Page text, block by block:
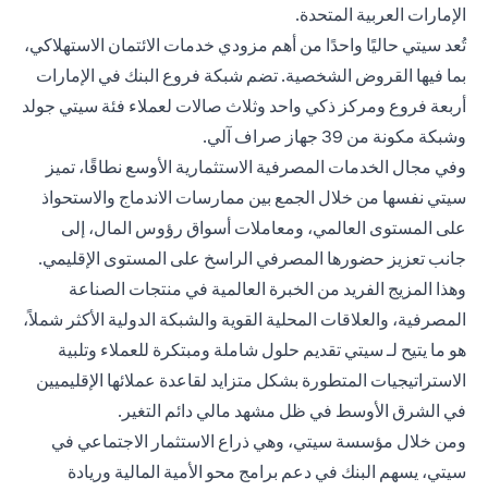
الإمارات العربية المتحدة.
تُعد سيتي حاليًا واحدًا من أهم مزودي خدمات الائتمان الاستهلاكي،
بما فيها القروض الشخصية. تضم شبكة فروع البنك في الإمارات
أربعة فروع ومركز ذكي واحد وثلاث صالات لعملاء فئة سيتي جولد
وشبكة مكونة من 39 جهاز صراف آلي.
وفي مجال الخدمات المصرفية الاستثمارية الأوسع نطاقًا، تميز
سيتي نفسها من خلال الجمع بين ممارسات الاندماج والاستحواذ
على المستوى العالمي، ومعاملات أسواق رؤوس المال، إلى
جانب تعزيز حضورها المصرفي الراسخ على المستوى الإقليمي.
وهذا المزيج الفريد من الخبرة العالمية في منتجات الصناعة
المصرفية، والعلاقات المحلية القوية والشبكة الدولية الأكثر شملاً،
هو ما يتيح لـ سيتي تقديم حلول شاملة ومبتكرة للعملاء وتلبية
الاستراتيجيات المتطورة بشكل متزايد لقاعدة عملائها الإقليميين
في الشرق الأوسط في ظل مشهد مالي دائم التغير.
ومن خلال مؤسسة سيتي، وهي ذراع الاستثمار الاجتماعي في
سيتي، يسهم البنك في دعم برامج محو الأمية المالية وريادة